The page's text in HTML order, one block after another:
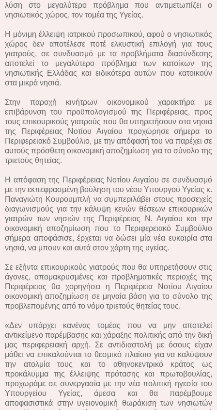
λύση στο μεγαλύτερο πρόβλημα που αντιμετωπίζει ο
νησιωτικός χώρος, τον τομέα της Υγείας.
Η μόνιμη έλλειψη ιατρικού προσωπικού, αφού ο νησιωτικός
χώρος δεν αποτέλεσε ποτέ ελκυστική επιλογή για τους
γιατρούς, σε συνδυασμό με τα προβλήματα διασύνδεσης
αποτελεί το μεγαλύτερο πρόβλημα των κατοίκων της
νησιωτικής Ελλάδας και ειδικότερα αυτών που κατοικούν
στα μικρά νησιά.
Στην παροχή κινήτρων οικονομικού χαρακτήρα με
επιβάρυνση του προϋπολογισμού της Περιφέρειας, προς
τους επικουρικούς γιατρούς που θα υπηρετήσουν στα νησιά
της Περιφέρειας Νοτίου Αιγαίου προχώρησε σήμερα το
Περιφερειακό Συμβούλιο, με την απόφασή του να παρέχει σε
αυτούς πρόσθετη οικονομική αποζημίωση για το σύνολο της
τριετούς θητείας.
Η απόφαση της Περιφέρειας Νοτίου Αιγαίου σε συνδυασμό
με την εκπεφρασμένη βούληση του νέου Υπουργού Υγείας κ.
Παναγιώτη Κουρουμπλή να συμπεριλάβει στους προσεχείς
διαγωνισμούς για την κάλυψη κενών θέσεων επικουρικών
γιατρών των νησιών της Περιφέρειας Ν. Αιγαίου και την
οικονομική αποζημίωση που το Περιφερειακό Συμβούλιο
σήμερα αποφάσισε, έρχεται να δώσει μία νέα ευκαιρία στα
νησιά, να μπουν και αυτά στον χάρτη της υγείας.
Σε εξήντα επικουρικούς γιατρούς που θα υπηρετήσουν στις
άγονες, απομακρυσμένες και προβληματικές περιοχές της
Περιφέρειας θα χορηγήσει η Περιφέρεια Νοτίου Αιγαίου
οικονομική αποζημίωση σε μηναία βάση για το σύνολο της
προβλεπομένης από το νόμο τριετούς θητείας τους.
«Δεν υπάρχει κανένας τομέας που να μην αποτελεί
αντικείμενο παρέμβασης και χάραξης πολιτικής από την δική
μας περιφερειακή αρχή. Σε αντιδιαστολή με όσους είχαν
μάθει να επικαλούνται το θεσμικό πλαίσιο για να καλύψουν
την ατολμία τους και το αθηνοκεντρικό κράτος ως
προκάλυμμα της έλλειψης πρότασης και πρωτοβουλίας,
προχωράμε σε συνεργασία με την νέα πολιτική ηγεσία του
Υπουργείου Υγείας, άμεσα και θα παρέμβουμε
αποφασιστικά στην υγειονομική θωράκιση των νησιωτών